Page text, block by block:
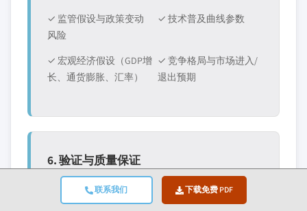
联系我们 下载免费 PDF
✓ 监管假设与政策变动
风险
✓ 技术普及曲线参数
✓ 宏观经济假设（GDP增
长、通货膨胀、汇率）
✓ 竞争格局与市场进入/
退出预期
6. 验证与质量保证
最终阶段涉及人工验证，领域专家对筛选后的数据
进行手动审查，以发现自动化系统可能遗漏的细微